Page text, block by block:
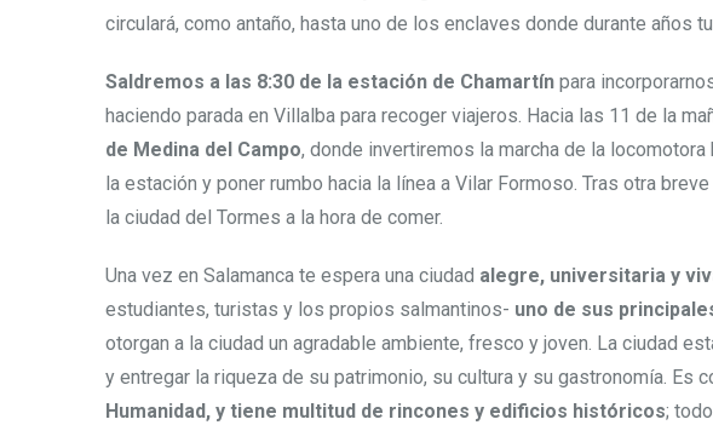
circulará, como antaño, hasta uno de los enclaves donde durante años
Saldremos a las 8:30 de la estación de Chamartín para
haciendo parada en Villalba para recoger viajeros. Hacia las 11 de la
de Medina del Campo, donde invertiremos la marcha de la
la estación y poner rumbo hacia la línea a Vilar Formoso. Tras otra
la ciudad del Tormes a la hora de comer.
Una vez en Salamanca te espera una ciudad alegre, universitaria y
estudiantes, turistas y los propios salmantinos- uno de sus
otorgan a la ciudad un agradable ambiente, fresco y joven. La ciudad
y entregar la riqueza de su patrimonio, su cultura y su gastronomía. Es
Humanidad, y tiene multitud de rincones y edificios históricos;